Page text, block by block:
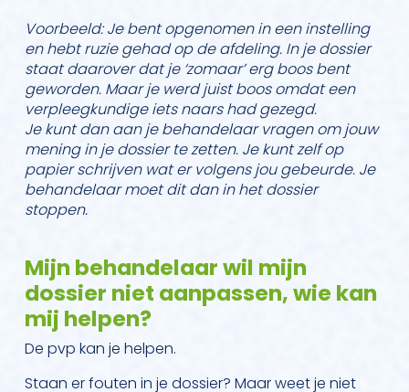
Voorbeeld: Je bent opgenomen in een instelling
en hebt ruzie gehad op de afdeling. In je dossier
staat daarover dat je ‘zomaar’ erg boos bent
geworden. Maar je werd juist boos omdat een
verpleegkundige iets naars had gezegd.
Je kunt dan aan je behandelaar vragen om jouw
mening in je dossier te zetten. Je kunt zelf op
papier schrijven wat er volgens jou gebeurde. Je
behandelaar moet dit dan in het dossier
stoppen.
Mijn behandelaar wil mijn
dossier niet aanpassen, wie kan
mij helpen?
De pvp kan je helpen.
Staan er fouten in je dossier? Maar weet je niet